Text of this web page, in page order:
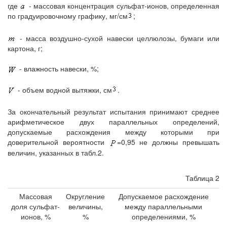
где
- массовая концентрация сульфат-ионов, определенная
по градуировочному графику, мг/см
;
- масса воздушно-сухой навески целлюлозы, бумаги или
картона, г;
- влажность навески, %;
- объем водной вытяжки, см .
За окончательный результат испытания принимают среднее
арифметическое двух параллельных определений,
допускаемые расхождения между которыми при
доверительной вероятности
=0,95 не должны превышать
величин, указанных в табл.2.
Таблица 2
Массовая
доля сульфат-
ионов, %
Округление
величины,
%
Допускаемое расхождение
между параллельными
определениями, %